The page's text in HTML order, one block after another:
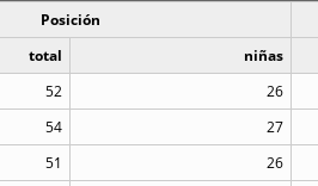
Posición
total niñas
52 26
54 27
51 26